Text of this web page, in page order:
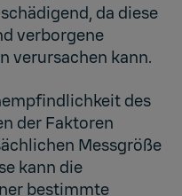
da diese
verborgene
verursachen kann.
des
der Faktoren
Messgröße
kann die
bestimmte